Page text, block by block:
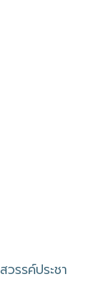
รรค์ประชา